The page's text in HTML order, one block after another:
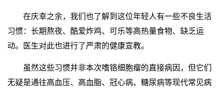
在庆幸之余，我们也了解到这位年轻人有一些不良生活
习惯：长期熬夜、酷爱炸鸡、可乐等高热量食物、缺乏运
动。医生对此也进行了严肃的健康宣教。
虽然这些习惯并非本次嗜铬细胞瘤的直接病因，但它们
无疑是通往高血压、高血脂、冠心病、糖尿病等现代常见病